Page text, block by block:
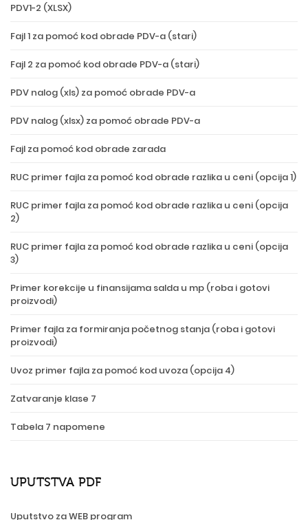
PDV1-2 (XLSX)
Fajl 1 za pomoć kod obrade PDV-a (stari)
Fajl 2 za pomoć kod obrade PDV-a (stari)
PDV nalog (xls) za pomoć obrade PDV-a
PDV nalog (xlsx) za pomoć obrade PDV-a
Fajl za pomoć kod obrade zarada
RUC primer fajla za pomoć kod obrade razlika u ceni (opcija 1)
RUC primer fajla za pomoć kod obrade razlika u ceni (opcija
2)
RUC primer fajla za pomoć kod obrade razlika u ceni (opcija
3)
Primer korekcije u finansijama salda u mp (roba i gotovi
proizvodi)
Primer fajla za formiranja početnog stanja (roba i gotovi
proizvodi)
Uvoz primer fajla za pomoć kod uvoza (opcija 4)
Zatvaranje klase 7
Tabela 7 napomene
UPUTSTVA PDF
Uputstvo za WEB program